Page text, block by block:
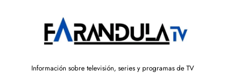
Información sobre televisión, series y programas de TV